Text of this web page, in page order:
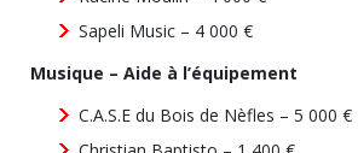
Sapeli Music – 4 000 €
Musique – Aide à l’équipement
C.A.S.E du Bois de Nèfles – 5 000 €